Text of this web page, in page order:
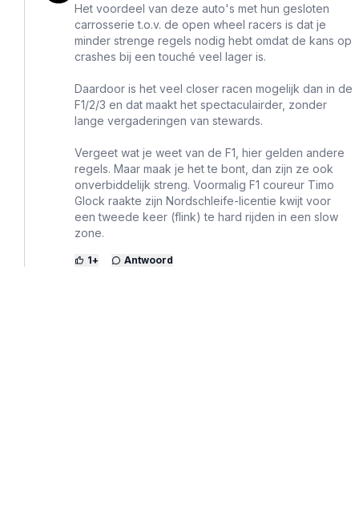
Het voordeel van deze auto's met hun gesloten
carrosserie t.o.v. de open wheel racers is dat je
minder strenge regels nodig hebt omdat de kans op
crashes bij een touché veel lager is.
Daardoor is het veel closer racen mogelijk dan in de
F1/2/3 en dat maakt het spectaculairder, zonder
lange vergaderingen van stewards.
Vergeet wat je weet van de F1, hier gelden andere
regels. Maar maak je het te bont, dan zijn ze ook
onverbiddelijk streng. Voormalig F1 coureur Timo
Glock raakte zijn Nordschleife-licentie kwijt voor
een tweede keer (flink) te hard rijden in een slow
zone.
1+ Antwoord